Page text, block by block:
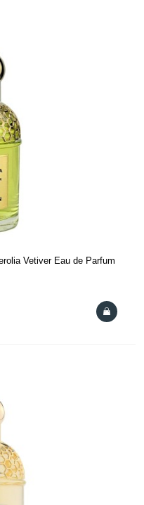
Vetiver Eau de Parfum